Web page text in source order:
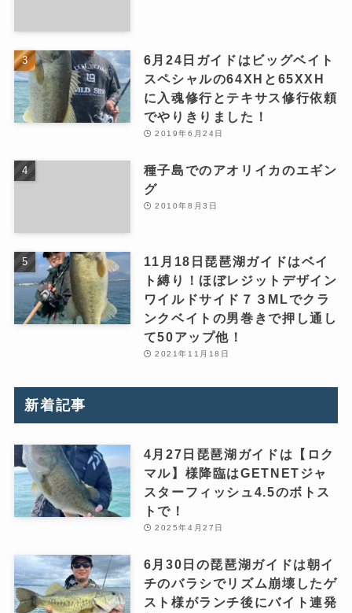
6月24日ガイドはビッグベイト
スペシャルの64XHと65XXH
に入魂修行とテキサス修行依頼
でやりきりました！
2019年6月24日
種子島でのアオリイカのエギン
グ
2010年8月3日
11月18日琵琶湖ガイドはベイ
ト縛り！ほぼレジットデザイン
ワイルドサイド７３MLでクラ
ンクベイトの男巻きで押し通し
て50アップ他！
2021年11月18日
新着記事
4月27日琵琶湖ガイドは【ロク
マル】様降臨はGETNETジャ
スターフィッシュ4.5のボトス
トで！
2025年4月27日
6月30日の琵琶湖ガイドは朝イ
チのバラシでリズム崩壊したゲ
スト様がランチ後にバイト連発